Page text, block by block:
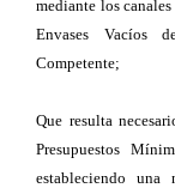
mediante los
Envases Vacíos
Competente;
Que resulta
Presupuestos
estableciendo una